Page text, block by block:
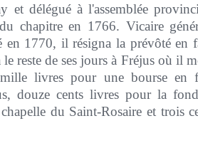
et délégué à l'assemblée
chapitre en 1766. Vicaire
en 1770, il résigna la prévôté en
le reste de ses jours à Fréjus où il
livres pour une bourse en
douze cents livres pour la
du Saint-Rosaire et trois